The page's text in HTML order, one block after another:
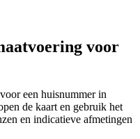
voor
een huisnummer in
de kaart en gebruik het
en indicatieve afmetingen